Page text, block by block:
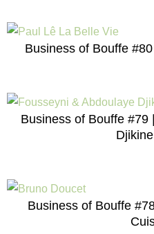
Business of Bouffe
Business of Bouffe #79
Business of Bouffe